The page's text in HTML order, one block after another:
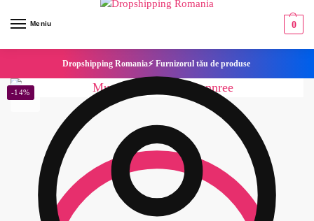
Meniu 0
Dropshipping Romania⚡ Furnizorul tău de produse
-14%